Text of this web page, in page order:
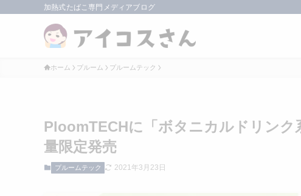
加熱式たばこ専門メディアブログ
ホーム プルーム プルームテック
PloomTECHに「ボタニカルドリンク
量限定発売
プルームテック 2021年3月23日